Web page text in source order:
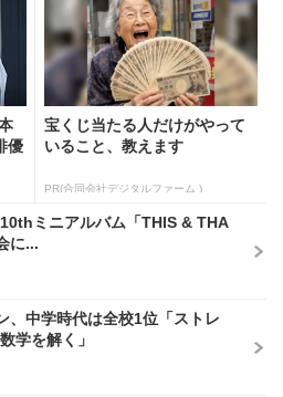
優
宝くじ当たる人だけがやって
いること、教えます
PR(合同会社デジタルファーム )
ミニアルバム「THIS & THA
に...
、中学時代は全校1位「ストレ
学を解く」